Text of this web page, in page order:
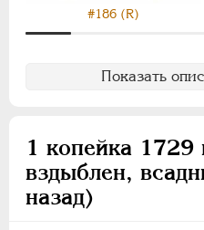
#186 (R)
Показать
1 копейка 1729
вздыблен,
назад)